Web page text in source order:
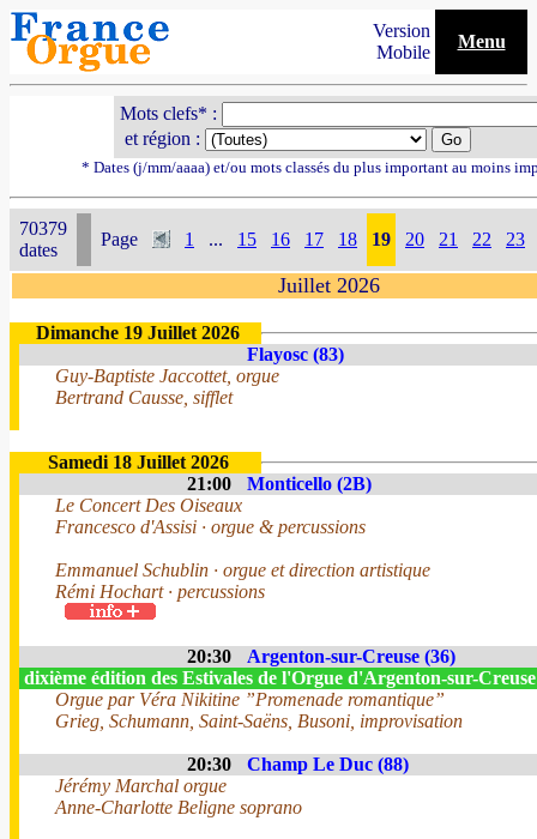
Version
Mobile
Menu
Mots clefs* :
et région :
* Dates (j/mm/aaaa) et/ou mots classés du plus important au moins
70379
dates
Page 1 ... 15 16 17 18 19 20 21 22 23
Juillet 2026
Dimanche 19 Juillet 2026
Flayosc (83)
Guy-Baptiste Jaccottet, orgue
Bertrand Causse, sifflet
Samedi 18 Juillet 2026
21:00
Monticello (2B)
Le Concert Des Oiseaux
Francesco d'Assisi · orgue & percussions
Emmanuel Schublin · orgue et direction artistique
Rémi Hochart · percussions
20:30
Argenton-sur-Creuse (36)
dixième édition des Estivales de l'Orgue d'Argenton-sur-
Orgue par Véra Nikitine ”Promenade romantique”
Grieg, Schumann, Saint-Saëns, Busoni, improvisation
20:30
Champ Le Duc (88)
Jérémy Marchal orgue
Anne-Charlotte Beligne soprano